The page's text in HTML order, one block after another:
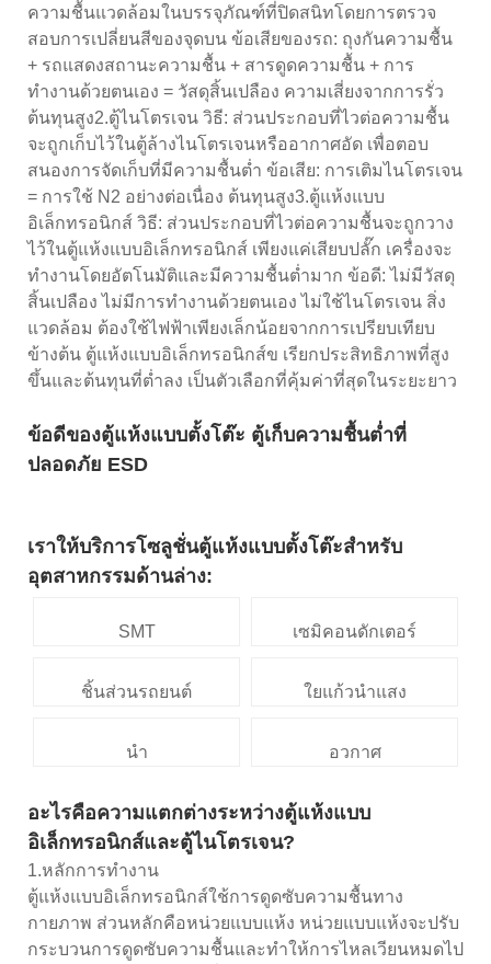
ความชื้นแวดล้อมในบรรจุภัณฑ์ที่ปิดสนิทโดยการตรวจ
สอบการเปลี่ยนสีของจุดบน ข้อเสียของรถ: ถุงกันความชื้น
+ รถแสดงสถานะความชื้น + สารดูดความชื้น + การ
ทำงานด้วยตนเอง = วัสดุสิ้นเปลือง ความเสี่ยงจากการรั่ว
ต้นทุนสูง2.ตู้ไนโตรเจน วิธี: ส่วนประกอบที่ไวต่อความชื้น
จะถูกเก็บไว้ในตู้ล้างไนโตรเจนหรืออากาศอัด เพื่อตอบ
สนองการจัดเก็บที่มีความชื้นต่ำ ข้อเสีย: การเติมไนโตรเจน
= การใช้ N2 อย่างต่อเนื่อง ต้นทุนสูง3.ตู้แห้งแบบ
อิเล็กทรอนิกส์ วิธี: ส่วนประกอบที่ไวต่อความชื้นจะถูกวาง
ไว้ในตู้แห้งแบบอิเล็กทรอนิกส์ เพียงแค่เสียบปลั๊ก เครื่องจะ
ทำงานโดยอัตโนมัติและมีความชื้นต่ำมาก ข้อดี: ไม่มีวัสดุ
สิ้นเปลือง ไม่มีการทำงานด้วยตนเอง ไม่ใช้ไนโตรเจน สิ่ง
แวดล้อม ต้องใช้ไฟฟ้าเพียงเล็กน้อยจากการเปรียบเทียบ
ข้างต้น ตู้แห้งแบบอิเล็กทรอนิกส์ข เรียกประสิทธิภาพที่สูง
ขึ้นและต้นทุนที่ต่ำลง เป็นตัวเลือกที่คุ้มค่าที่สุดในระยะยาว
ข้อดีของตู้แห้งแบบตั้งโต๊ะ ตู้เก็บความชื้นต่ำที่
ปลอดภัย ESD
เราให้บริการโซลูชั่นตู้แห้งแบบตั้งโต๊ะสำหรับ
อุตสาหกรรมด้านล่าง:
SMT เซมิคอนดักเตอร์
ชิ้นส่วนรถยนต์ ใยแก้วนำแสง
นำ อวกาศ
อะไรคือความแตกต่างระหว่างตู้แห้งแบบ
อิเล็กทรอนิกส์และตู้ไนโตรเจน?
1.หลักการทำงาน
ตู้แห้งแบบอิเล็กทรอนิกส์ใช้การดูดซับความชื้นทาง
กายภาพ ส่วนหลักคือหน่วยแบบแห้ง หน่วยแบบแห้งจะปรับ
กระบวนการดูดซับความชื้นและทำให้การไหลเวียนหมดไป